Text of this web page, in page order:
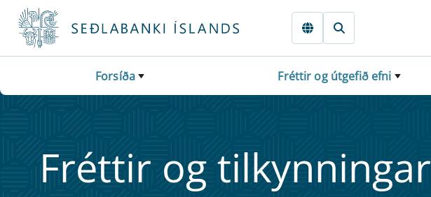
Fara beint í Meginmál
Forsíða Fréttir og útgefið efni
Frétt­ir og til­kynn­ing­ar